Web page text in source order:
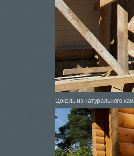
Цоколь из натурального